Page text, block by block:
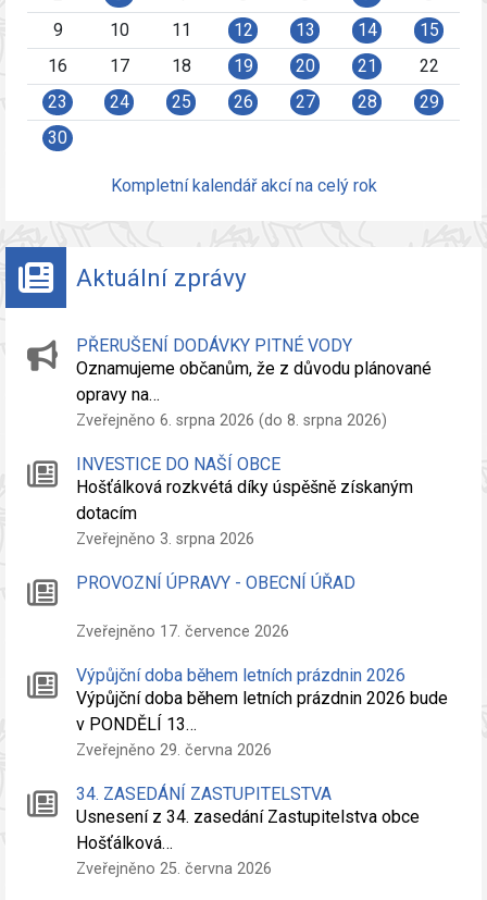
9
10 11 12 13 14
15
16
17 18 19 20 21
22
23
24 25 26 27 28
29
30
Kompletní kalendář akcí na celý rok
Aktuální zprávy
PŘERUŠENÍ DODÁVKY PITNÉ VODY
Oznamujeme občanům, že z důvodu plánované
opravy na…
Zveřejněno 6. srpna 2026 (do 8. srpna 2026)
INVESTICE DO NAŠÍ OBCE
Hošťálková rozkvétá díky úspěšně získaným
dotacím
Zveřejněno 3. srpna 2026
PROVOZNÍ ÚPRAVY - OBECNÍ ÚŘAD
Zveřejněno 17. července 2026
Výpůjční doba během letních prázdnin 2026
Výpůjční doba během letních prázdnin 2026 bude
v PONDĚLÍ 13…
Zveřejněno 29. června 2026
34. ZASEDÁNÍ ZASTUPITELSTVA
Usnesení z 34. zasedání Zastupitelstva obce
Hošťálková…
Zveřejněno 25. června 2026